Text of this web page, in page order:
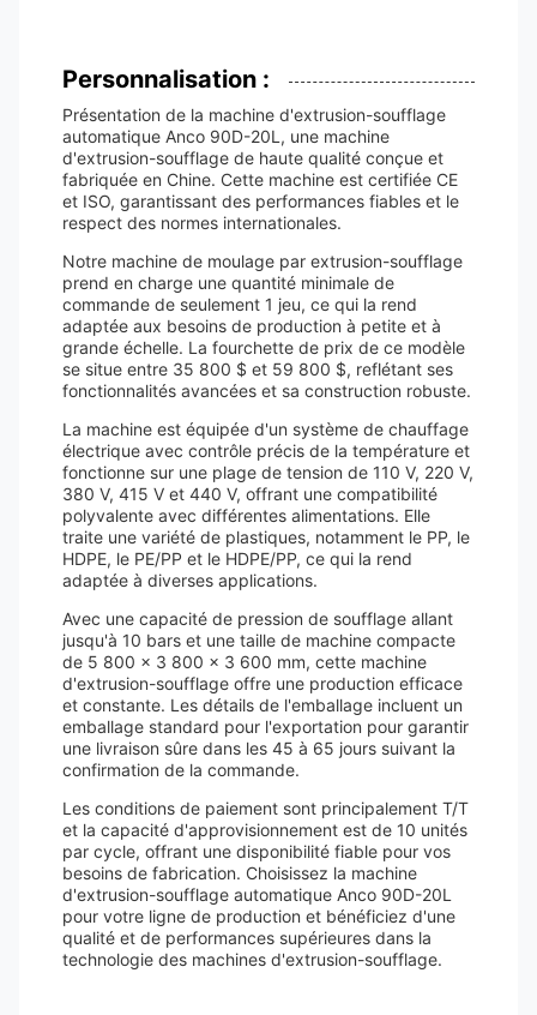
Personnalisation :
Présentation de la machine d'extrusion-soufflage
automatique Anco 90D-20L, une machine
d'extrusion-soufflage de haute qualité conçue et
fabriquée en Chine. Cette machine est certifiée CE
et ISO, garantissant des performances fiables et le
respect des normes internationales.
Notre machine de moulage par extrusion-soufflage
prend en charge une quantité minimale de
commande de seulement 1 jeu, ce qui la rend
adaptée aux besoins de production à petite et à
grande échelle. La fourchette de prix de ce modèle
se situe entre 35 800 $ et 59 800 $, reflétant ses
fonctionnalités avancées et sa construction robuste.
La machine est équipée d'un système de chauffage
électrique avec contrôle précis de la température et
fonctionne sur une plage de tension de 110 V, 220 V,
380 V, 415 V et 440 V, offrant une compatibilité
polyvalente avec différentes alimentations. Elle
traite une variété de plastiques, notamment le PP, le
HDPE, le PE/PP et le HDPE/PP, ce qui la rend
adaptée à diverses applications.
Avec une capacité de pression de soufflage allant
jusqu'à 10 bars et une taille de machine compacte
de 5 800 x 3 800 x 3 600 mm, cette machine
d'extrusion-soufflage offre une production efficace
et constante. Les détails de l'emballage incluent un
emballage standard pour l'exportation pour garantir
une livraison sûre dans les 45 à 65 jours suivant la
confirmation de la commande.
Les conditions de paiement sont principalement T/T
et la capacité d'approvisionnement est de 10 unités
par cycle, offrant une disponibilité fiable pour vos
besoins de fabrication. Choisissez la machine
d'extrusion-soufflage automatique Anco 90D-20L
pour votre ligne de production et bénéficiez d'une
qualité et de performances supérieures dans la
technologie des machines d'extrusion-soufflage.